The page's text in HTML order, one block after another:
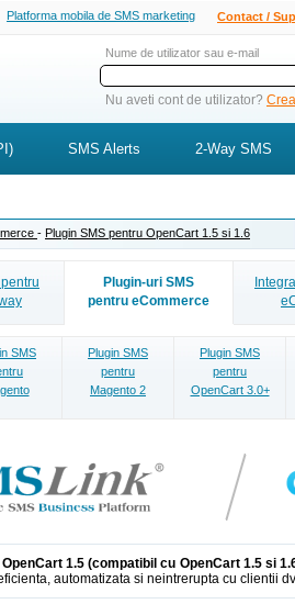
Platforma mobila de SMS marketing Contact /
Nume de utilizator sau e-mail
Nu aveti cont de utilizator?
SMS Alerts 2-Way SMS
- Plugin SMS pentru OpenCart 1.5 si 1.6
Plugin-uri SMS
pentru eCommerce
SMS
Plugin SMS
pentru
Magento 2
Plugin SMS
pentru
OpenCart 3.0+
1.5 (compatibil cu OpenCart 1.5 si
automatizata si neintrerupta cu clientii